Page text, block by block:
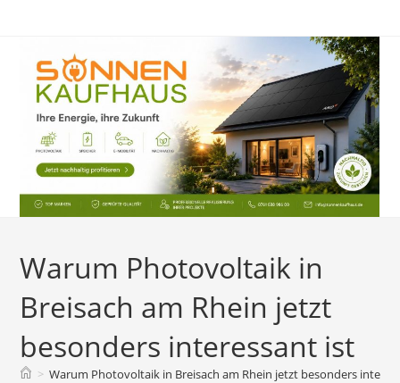
Warum Photovoltaik in
Breisach am Rhein jetzt
besonders interessant ist
> Warum Photovoltaik in Breisach am Rhein jetzt besonders